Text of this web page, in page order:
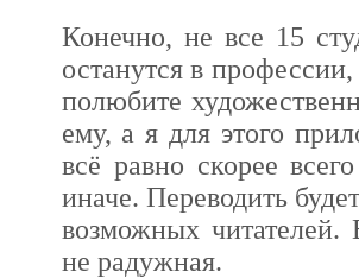
Конечно, не все 15
останутся в
полюбите
ему, а я для этого
всё равно скорее
иначе. Переводить
возможных читателей.
не радужная.